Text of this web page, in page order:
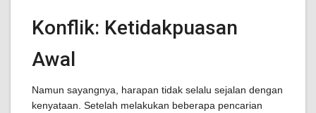
Konflik: Ketidakpuasan
Awal
Namun sayangnya, harapan tidak selalu sejalan dengan
kenyataan. Setelah melakukan beberapa pencarian